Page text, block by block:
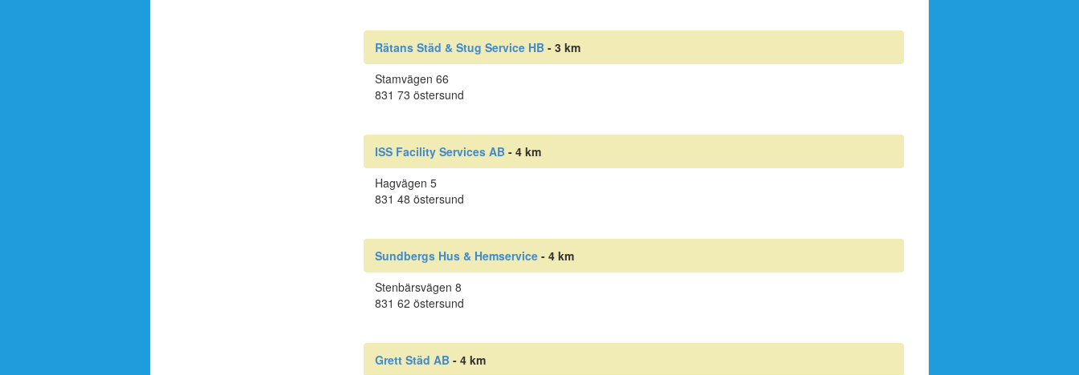
Rätans Städ & Stug Service HB- 3 km
Stamvägen 66
831 73 östersund
ISS Facility Services AB- 4 km
Hagvägen 5
831 48 östersund
Sundbergs Hus & Hemservice- 4 km
Stenbärsvägen 8
831 62 östersund
Grett Städ AB- 4 km